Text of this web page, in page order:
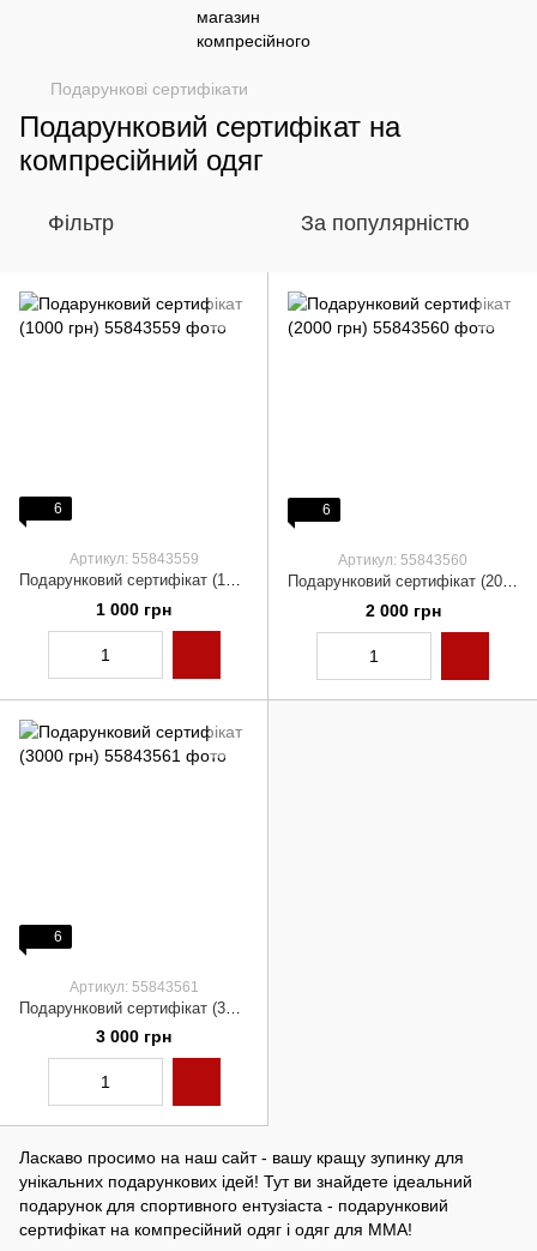
Подарункові сертифікати
Подарунковий сертифікат на
компресійний одяг
Фільтр За популярністю
6
Артикул: 55843559
Подарунковий сертифікат (1000 грн)
1 000 грн
6
Артикул: 55843560
Подарунковий сертифікат (2000 грн)
2 000 грн
6
Артикул: 55843561
3 000 грн
Ласкаво просимо на наш сайт - вашу кращу зупинку для
унікальних подарункових ідей! Тут ви знайдете ідеальний
подарунок для спортивного ентузіаста - подарунковий
сертифікат на компресійний одяг і одяг для ММА!